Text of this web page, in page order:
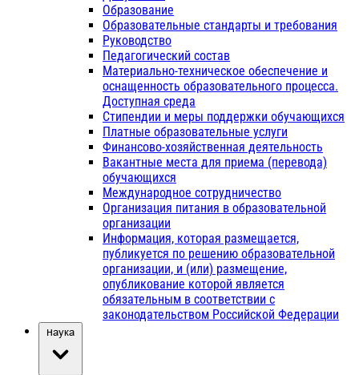
Образование
Образовательные стандарты и требования
Руководство
Педагогический состав
Материально-техническое обеспечение и
оснащенность образовательного процесса.
Доступная среда
Стипендии и меры поддержки обучающихся
Платные образовательные услуги
Финансово-хозяйственная деятельность
Вакантные места для приема (перевода)
обучающихся
Международное сотрудничество
Организация питания в образовательной
организации
Информация, которая размещается,
публикуется по решению образовательной
организации, и (или) размещение,
опубликование которой является
обязательным в соответствии с
законодательством Российской Федерации
Наука